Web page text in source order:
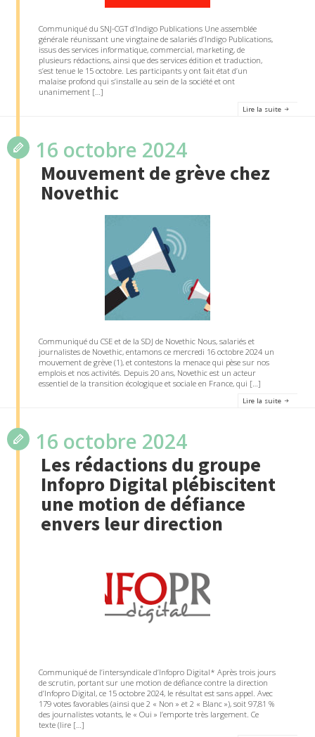
Communiqué du SNJ-CGT d’Indigo Publications Une assemblée
générale réunissant une vingtaine de salariés d’Indigo Publications,
issus des services informatique, commercial, marketing, de
plusieurs rédactions, ainsi que des services édition et traduction,
s’est tenue le 15 octobre. Les participants y ont fait état d’un
malaise profond qui s’installe au sein de la société et ont
unanimement […]
Lire la suite
16 octobre 2024
Mouvement de grève chez
Novethic
Communiqué du CSE et de la SDJ de Novethic Nous, salariés et
journalistes de Novethic, entamons ce mercredi 16 octobre 2024 un
mouvement de grève (1), et contestons la menace qui pèse sur nos
emplois et nos activités. Depuis 20 ans, Novethic est un acteur
essentiel de la transition écologique et sociale en France, qui […]
Lire la suite
16 octobre 2024
Les rédactions du groupe
Infopro Digital plébiscitent
une motion de défiance
envers leur direction
Communiqué de l’intersyndicale d’Infopro Digital* Après trois jours
de scrutin, portant sur une motion de défiance contre la direction
d’Infopro Digital, ce 15 octobre 2024, le résultat est sans appel. Avec
179 votes favorables (ainsi que 2 « Non » et 2 « Blanc »), soit 97,81 %
des journalistes votants, le « Oui » l’emporte très largement. Ce
texte (lire […]